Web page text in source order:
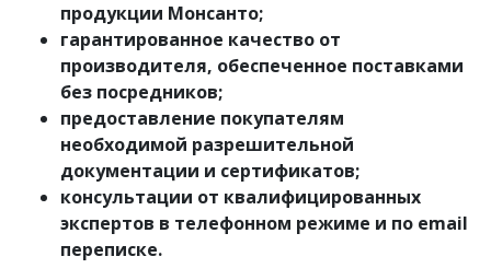
продукции Монсанто;
гарантированное качество от
производителя, обеспеченное поставками
без посредников;
предоставление покупателям
необходимой разрешительной
документации и сертификатов;
консультации от квалифицированных
экспертов в телефонном режиме и по email
переписке.